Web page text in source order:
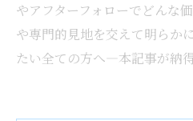
やアフターフォローでどんな
や専門的見地を交えて明らか
たい全ての方へ―本記事が納